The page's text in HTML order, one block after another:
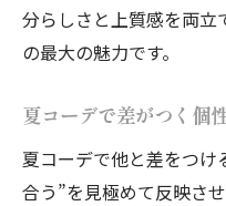
大人の夏コー
は
選び
40代レディー
徴
分らしさと上質感を両
の最大の魅力です。
夏コーデで差がつく個
夏コーデで他と差をつけ
合う”を見極めて反映さ